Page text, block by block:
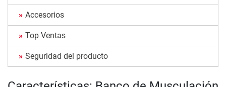
Accesorios
Top Ventas
Seguridad del producto